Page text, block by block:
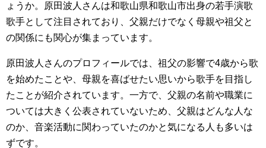
ょうか。原田波人さんは和歌山県和歌山市出身の若手演歌
歌手として注目されており、父親だけでなく母親や祖父と
の関係にも関心が集まっています。
原田波人さんのプロフィールでは、祖父の影響で4歳から歌
を始めたことや、母親を喜ばせたい思いから歌手を目指し
たことが紹介されています。一方で、父親の名前や職業に
ついては大きく公表されていないため、父親はどんな人な
のか、音楽活動に関わっていたのかと気になる人も多いは
ずです。